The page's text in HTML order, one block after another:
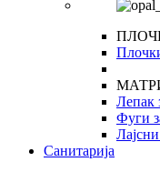
Лепак
Фуги
Санитарија